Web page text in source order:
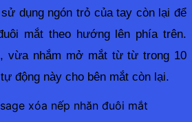
dụng ngón trỏ của tay còn lại để
mắt theo hướng lên phía trên.
vừa nhắm mở mắt từ từ trong 10
động này cho bên mắt còn lại.